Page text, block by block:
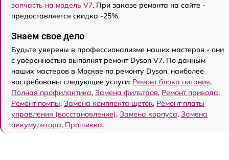
запчасть на модель V7. При заказе ремонта на сайте -
предоставляется скидка -25%.
Знаем свое дело
Будьте уверены в профессионализме наших мастеров - они
с уверенностью выполнят ремонт Dyson V7. По данным
наших мастеров в Москве по ремонту Dyson, наиболее
востребованы следующие услуги: Ремонт блока питания,
Полная профилактика, Замена фильтров, Ремонт привода,
Ремонт помпы, Замена комплекта щеток, Ремонт платы
управления (восстановление), Замена корпуса, Замена
аккумулятора, Прошивка.